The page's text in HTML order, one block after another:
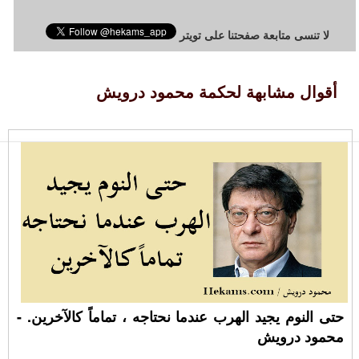
لا تنسى متابعة صفحتنا على تويتر
أقوال مشابهة لحكمة محمود درويش
حتى النوم يجيد الهرب عندما نحتاجه ، تماماً كالآخرين. -
محمود درويش